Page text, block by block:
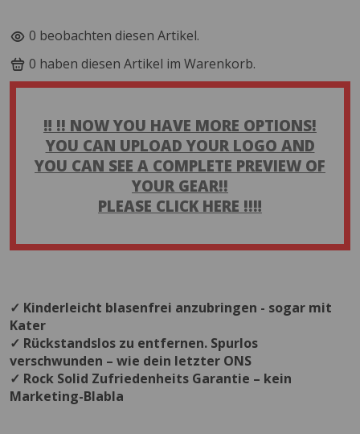
9 beobachten diesen Artikel.
10 haben diesen Artikel im Warenkorb.
‼️ !! NOW YOU HAVE MORE OPTIONS!
YOU CAN UPLOAD YOUR LOGO AND
YOU CAN SEE A COMPLETE PREVIEW OF
YOUR GEAR!!
PLEASE CLICK HERE !!‼️
✓ Kinderleicht blasenfrei anzubringen - sogar mit
Kater
✓ Rückstandslos zu entfernen. Spurlos
verschwunden – wie dein letzter ONS
✓ Rock Solid Zufriedenheits Garantie – kein
Marketing-Blabla